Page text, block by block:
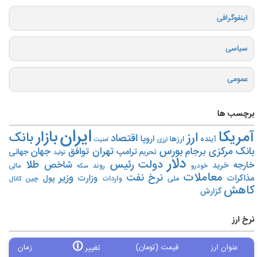
اینفوگرافی
سیاسی
عمومی
برچسب ها
آمریکا آینده ارز ارزها ارزی اروپا اقتصاد امنیت ایرانبازار بانک
بانک مرکزی برجام بورس تحریم‌ ترامپ تهران توافق تولید جهان جهانی
خارجه خرید خودرو دلار دولت رئیس روند سکه شاخص طلا مالی
مذاکرات معاملات ملی نرخ نفت واردات وزارت وزیر پول چین کانال
کاهش گزارش
نرخ ارز
عنوان ارز قیمت (تومان) تغییر🛈 زمان